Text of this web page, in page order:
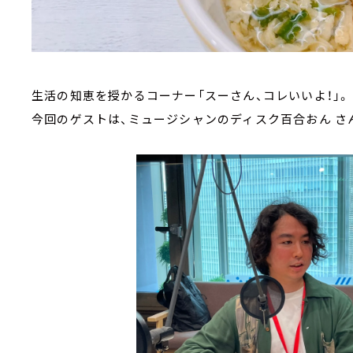
生活の知恵を授かるコーナー「スーさん、コレいいよ！」。
今回のゲストは、ミュージシャンのディスク百合おん さ